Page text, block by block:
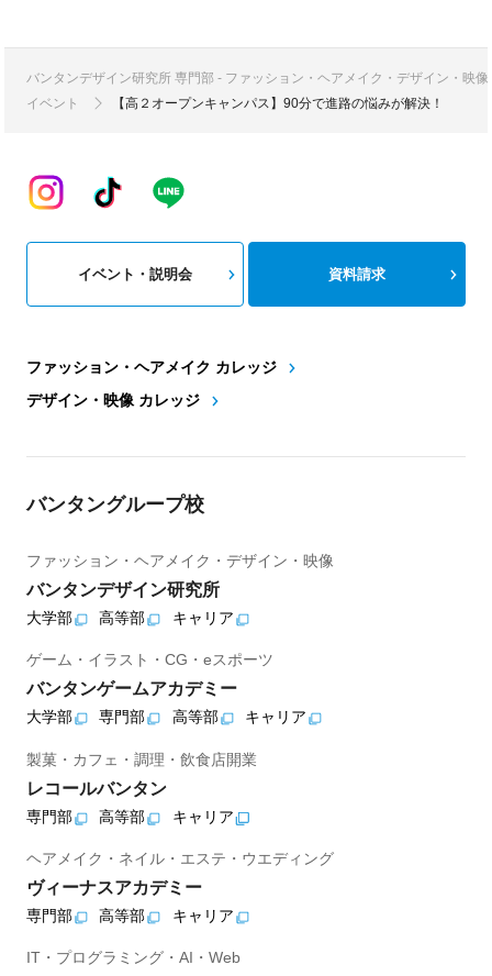
バンタンデザイン研究所 専門部 - ファッション・ヘアメイク・デザイン・映
イベント
【高２オープンキャンパス】90分で進路の悩みが解決！
ファッション・ヘアメイク カレッジ
デザイン・映像 カレッジ
イベント・説明会 資料請求
バンタングループ校
ファッション・ヘアメイク・デザイン・映像
バンタンデザイン研究所
大学部 高等部 キャリア
ゲーム・イラスト・CG・eスポーツ
バンタンゲームアカデミー
大学部 専門部 高等部 キャリア
製菓・カフェ・調理・飲食店開業
レコールバンタン
専門部 高等部 キャリア
ヘアメイク・ネイル・エステ・ウエディング
ヴィーナスアカデミー
専門部 高等部 キャリア
IT・プログラミング・AI・Web